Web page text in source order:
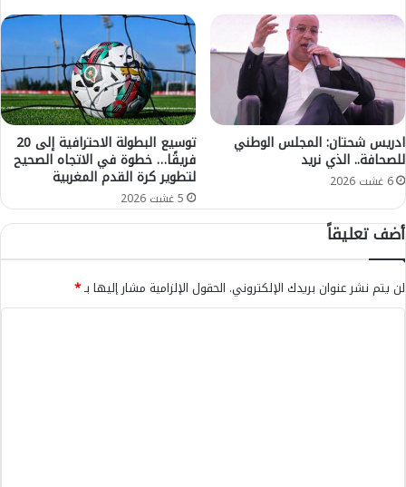
ع
ه
ا
ل
ج
د
ي
د
ة
ة
ط
ق
س
ا
ل
ي
و
م
ل
أ
ب
ع
ادريس شحتان: المجلس الوطني
للصحافة.. الذي نريد
6 غشت 2026
توسيع البطولة الاحترافية إلى 20
فريقًا… خطوة في الاتجاه الصحيح
لتطوير كرة القدم المغربية
5 غشت 2026
أضف تعليقاً
لن يتم نشر عنوان بريدك الإلكتروني. الحقول الإلزامية مشار إليها بـ*